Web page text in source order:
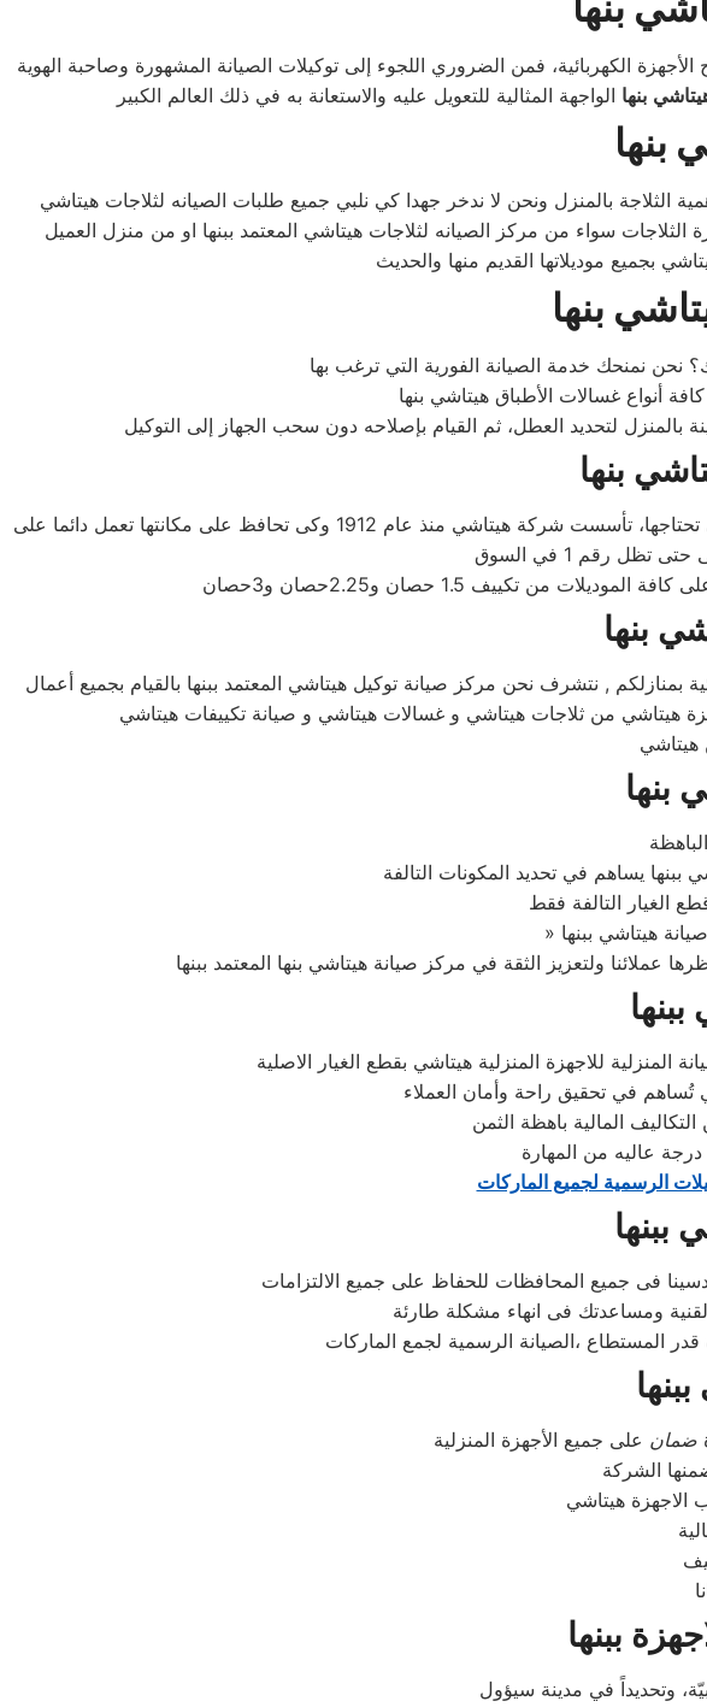
الكهربائية، فمن الضروري اللجوء إلى توكيلات الصيانة المشهورة وصاحبة الهوية
بنها
بنها
بنها
بالمنزل لتحديد العطل، ثم القيام بإصلاحه دون سحب الجهاز إلى التوكيل
بنها
شركة هيتاشي اليابانيه من افضل الشركات التى توجد فى اسواق المكيفات وتوفر لنا افضل الاجهزه المنزليه التى تحتاجها، تأسست شركة هيتاشي منذ عام 1912 وكى تحافظ على مكانتها تعمل دائما على
بنها
بمنازلكم , نتشرف نحن مركز صيانة توكيل هيتاشي المعتمد ببنها بالقيام بجميع أعمال
هيتاشي من ثلاجات هيتاشي و غسالات هيتاشي و صيانة تكييفات هيتاشي
هيتاشي
بنها
ببنها يساهم في تحديد المكونات التالفة
الغيار التالفة فقط
للاجهزة المنزلية هيتاشي بقطع الغيار الاصلية
تُساهم في تحقيق راحة وأمان العملاء
عاليه من المهارة
الرسمية لجميع الماركات
ببنها
فى جميع المحافظات للحفاظ على جميع الالتزامات
ومساعدتك فى انهاء مشكلة طارئة
المستطاع ،الصيانة الرسمية لجمع الماركات
ضمان
الشركة
هيتاشي
ببنها